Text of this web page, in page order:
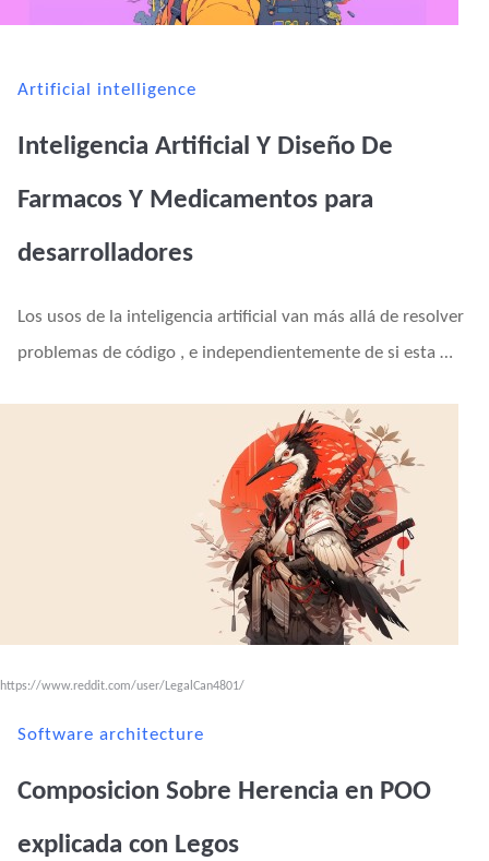
Artificial intelligence
Inteligencia Artificial Y Diseño De
Farmacos Y Medicamentos para
desarrolladores
Los usos de la inteligencia artificial van más allá de resolver
problemas de código , e independientemente de si esta …
https://www.reddit.com/user/LegalCan4801/
Software architecture
Composicion Sobre Herencia en POO
explicada con Legos